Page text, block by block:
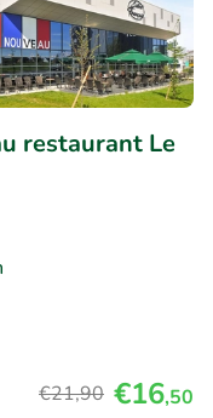
restaurant Le
€21,90 €16,50